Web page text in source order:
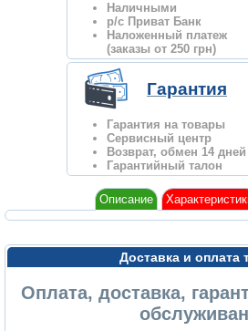
Наличными
р/с Приват Банк
Наложенный платеж
(заказы от 250 грн)
Гарантия
Гарантия на товары
Сервисный центр
Возврат, обмен 14 дней
Гарантийный талон
Описание
Доставка и оплата
Оплата, доставка,